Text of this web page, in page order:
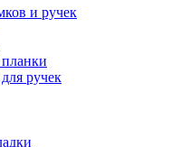
и ручек
ручек